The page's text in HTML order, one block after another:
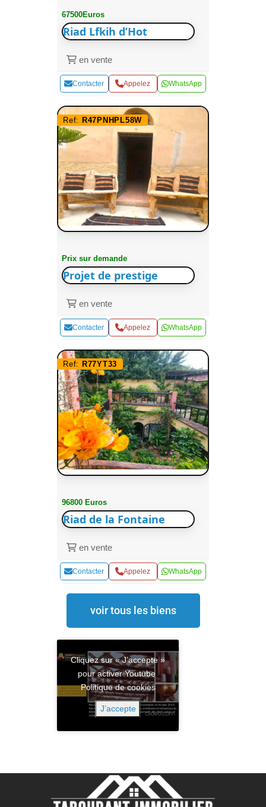
67500Euros
Riad Lfkih d’Hot
en vente
Contacter Appelez WhatsApp
Ref: R47PNHPL58W
Prix sur demande
Projet de prestige
en vente
Contacter Appelez WhatsApp
Ref: R77YT33
96800 Euros
Riad de la Fontaine
en vente
Contacter Appelez WhatsApp
voir tous les biens
Cliquez sur « J’accepte »
pour activer Youtube
Politique de cookies
J’accepte